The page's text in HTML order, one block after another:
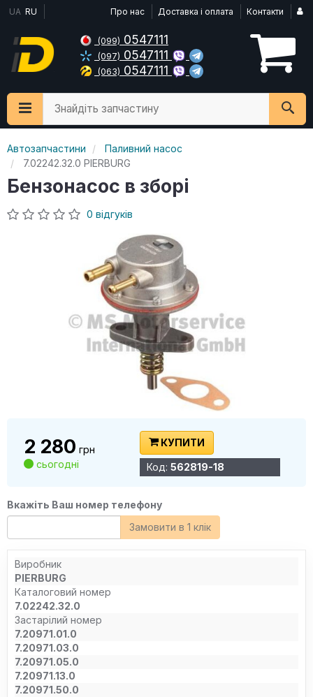
UA RU Про нас Доставка і оплата Контакти
(099) 0547111
(097) 0547111
(063) 0547111
Знайдіть запчастину
Автозапчастини
Паливний насос
7.02242.32.0 PIERBURG
Бензонасос в зборі
0 відгуків
2 280 грн
сьогодні
КУПИТИ
Код: 562819-18
Вкажіть Ваш номер телефону
Замовити в 1 клік
Виробник
PIERBURG
Каталоговий номер
7.02242.32.0
Застарілий номер
7.20971.01.0
7.20971.03.0
7.20971.05.0
7.20971.13.0
7.20971.50.0